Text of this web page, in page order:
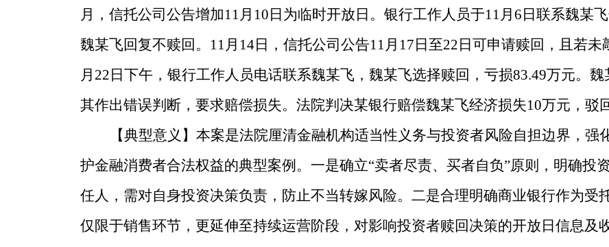
月，信托公司公告增加11月10日为临时开放日。银行工作人员于11月6日联系魏某
魏某飞回复不赎回。11月14日，信托公司公告11月17日至22日可申请赎回，且若
月22日下午，银行工作人员电话联系魏某飞，魏某飞选择赎回，亏损83.49万元。
其作出错误判断，要求赔偿损失。法院判决某银行赔偿魏某飞经济损失10万元，驳
【典型意义】本案是法院厘清金融机构适当性义务与投资者风险自担边界，
护金融消费者合法权益的典型案例。一是确立“卖者尽责、买者自负”原则，明确投
任人，需对自身投资决策负责，防止不当转嫁风险。二是合理明确商业银行作为受
仅限于销售环节，更延伸至持续运营阶段，对影响投资者赎回决策的开放日信息及